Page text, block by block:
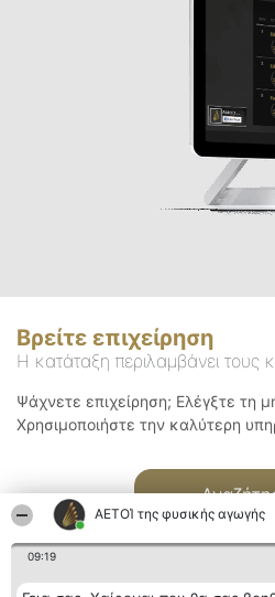
ΑΕΤΟΊ της φυσικής αγωγής
09:19
Βρείτε επιχείρηση
Η κατάταξη περιλαμβάνει τους
Ψάχνετε επιχείρηση; Ελέγξτε τη
Χρησιμοποιήστε την καλύτερη